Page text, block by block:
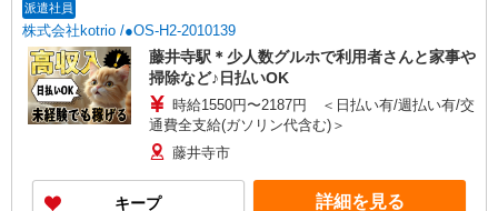
派遣社員
株式会社kotrio /●OS-H2-2010139
藤井寺駅＊少人数グルホで利用者さんと家事や
掃除など♪日払いOK
時給1550円〜2187円 ＜日払い有/週払い有/交
通費全支給(ガソリン代含む)＞
藤井寺市
キープ 詳細を見る